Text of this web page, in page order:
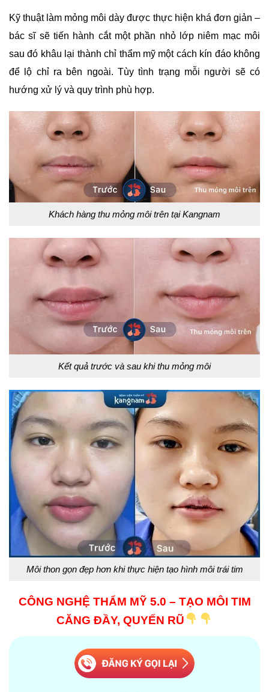
Kỹ thuật làm mỏng môi dày được thực hiện khá đơn giản –
bác sĩ sẽ tiến hành cắt một phần nhỏ lớp niêm mạc môi
sau đó khâu lại thành chỉ thẩm mỹ một cách kín đáo không
để lộ chỉ ra bên ngoài. Tùy tình trạng mỗi người sẽ có
hướng xử lý và quy trình phù hợp.
Khách hàng thu mỏng môi trên tại Kangnam
Kết quả trước và sau khi thu mỏng môi
Môi thon gọn đẹp hơn khi thực hiện tạo hình môi trái tim
CÔNG NGHỆ THẨM MỸ 5.0 – TẠO MÔI TIM
CĂNG ĐẦY, QUYẾN RŨ